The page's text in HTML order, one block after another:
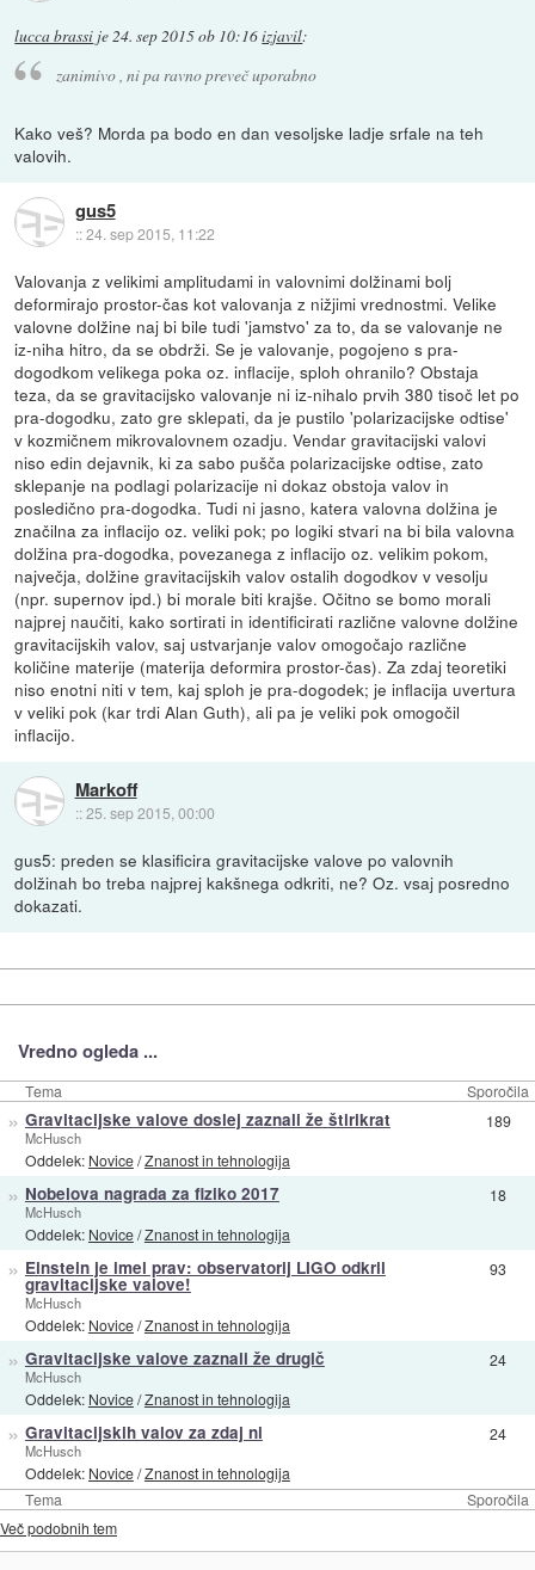
lucca brassi je24. sep 2015 ob 10:16izjavil:
zanimivo , ni pa ravno preveč uporabno
Kako veš? Morda pa bodo en dan vesoljske ladje srfale na teh
valovih.
gus5
::24. sep 2015, 11:22
Valovanja z velikimi amplitudami in valovnimi dolžinami bolj
deformirajo prostor-čas kot valovanja z nižjimi vrednostmi. Velike
valovne dolžine naj bi bile tudi 'jamstvo' za to, da se valovanje ne
iz-niha hitro, da se obdrži. Se je valovanje, pogojeno s pra-
dogodkom velikega poka oz. inflacije, sploh ohranilo? Obstaja
teza, da se gravitacijsko valovanje ni iz-nihalo prvih 380 tisoč let po
pra-dogodku, zato gre sklepati, da je pustilo 'polarizacijske odtise'
v kozmičnem mikrovalovnem ozadju. Vendar gravitacijski valovi
niso edin dejavnik, ki za sabo pušča polarizacijske odtise, zato
sklepanje na podlagi polarizacije ni dokaz obstoja valov in
posledično pra-dogodka. Tudi ni jasno, katera valovna dolžina je
značilna za inflacijo oz. veliki pok; po logiki stvari na bi bila valovna
dolžina pra-dogodka, povezanega z inflacijo oz. velikim pokom,
največja, dolžine gravitacijskih valov ostalih dogodkov v vesolju
(npr. supernov ipd.) bi morale biti krajše. Očitno se bomo morali
najprej naučiti, kako sortirati in identificirati različne valovne dolžine
gravitacijskih valov, saj ustvarjanje valov omogočajo različne
količine materije (materija deformira prostor-čas). Za zdaj teoretiki
niso enotni niti v tem, kaj sploh je pra-dogodek; je inflacija uvertura
v veliki pok (kar trdi Alan Guth), ali pa je veliki pok omogočil
inflacijo.
Markoff
::25. sep 2015, 00:00
gus5: preden se klasificira gravitacijske valove po valovnih
dolžinah bo treba najprej kakšnega odkriti, ne? Oz. vsaj posredno
dokazati.
Vredno ogleda ...
Tema Sporočila
Tema Sporočila
» Gravitacijske valove doslej zaznali že štirikrat
McHusch
Oddelek: Novice/Znanost in tehnologija
189
» Nobelova nagrada za fiziko 2017
McHusch
Oddelek: Novice/Znanost in tehnologija
18
» Einstein je imel prav: observatorij LIGO odkril
gravitacijske valove!
McHusch
Oddelek: Novice/Znanost in tehnologija
93
» Gravitacijske valove zaznali že drugič
McHusch
Oddelek: Novice/Znanost in tehnologija
24
» Gravitacijskih valov za zdaj ni
McHusch
Oddelek: Novice/Znanost in tehnologija
24
Več podobnih tem